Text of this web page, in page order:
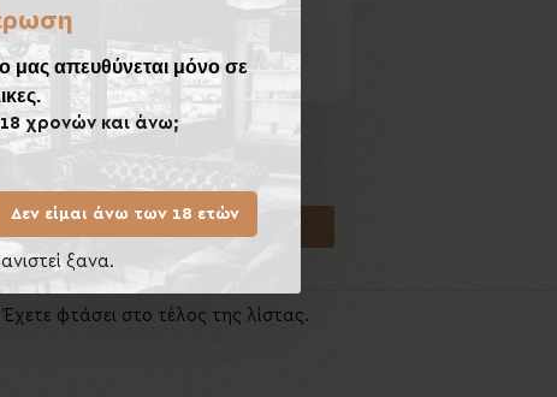
μας απευθύνεται μόνο σε
χρονών και άνω;
Δεν είμαι άνω των 18 ετών
ξανα.
Guantanamera Cristales
16,15€
Έχετε φτάσει στο τέλος της λίστας.